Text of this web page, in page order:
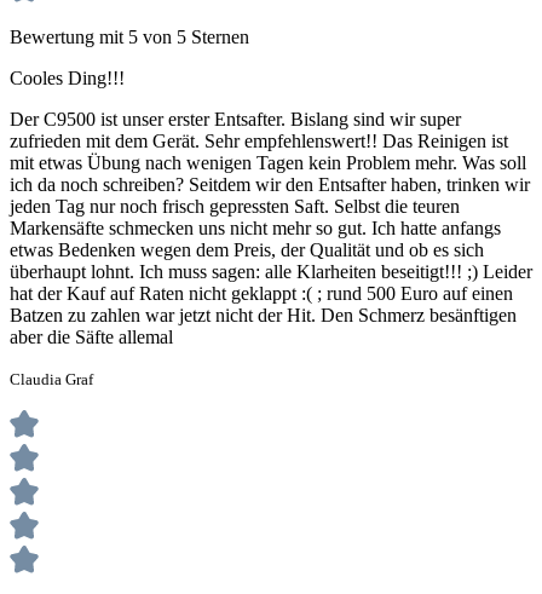
Bewertung mit 5 von 5 Sternen
Cooles Ding!!!
Der C9500 ist unser erster Entsafter. Bislang sind wir super
zufrieden mit dem Gerät. Sehr empfehlenswert!! Das Reinigen ist
mit etwas Übung nach wenigen Tagen kein Problem mehr. Was soll
ich da noch schreiben? Seitdem wir den Entsafter haben, trinken wir
jeden Tag nur noch frisch gepressten Saft. Selbst die teuren
Markensäfte schmecken uns nicht mehr so gut. Ich hatte anfangs
etwas Bedenken wegen dem Preis, der Qualität und ob es sich
überhaupt lohnt. Ich muss sagen: alle Klarheiten beseitigt!!! ;) Leider
hat der Kauf auf Raten nicht geklappt :( ; rund 500 Euro auf einen
Batzen zu zahlen war jetzt nicht der Hit. Den Schmerz besänftigen
aber die Säfte allemal
Claudia Graf